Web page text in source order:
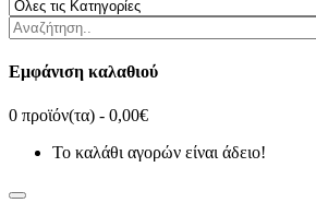
Εμφάνιση καλαθιού
0 προϊόν(τα) - 0,00€
Το καλάθι αγορών είναι άδειο!